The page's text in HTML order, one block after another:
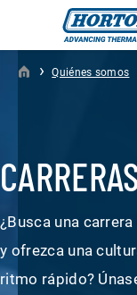
› Quiénes somos
¿Busca una
y ofrezca una
ritmo rápido?